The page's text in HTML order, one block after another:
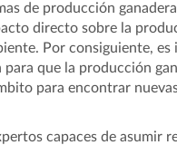
de producción
directo sobre la
Por consiguiente,
que la producción
para encontrar
capaces de asumir